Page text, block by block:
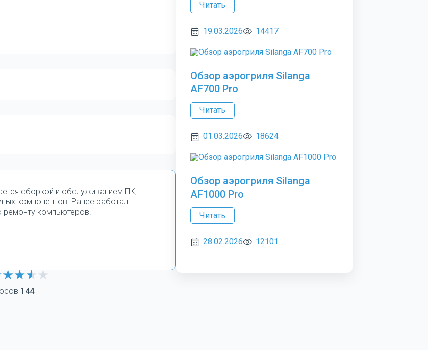
сборкой и обслуживанием ПК,
компонентов. Ранее работал
компьютеров.
144
Читать
19.03.2026 14417
Обзор аэрогриля Silanga
AF700 Pro
Читать
01.03.2026 18624
Обзор аэрогриля Silanga
AF1000 Pro
Читать
28.02.2026 12101